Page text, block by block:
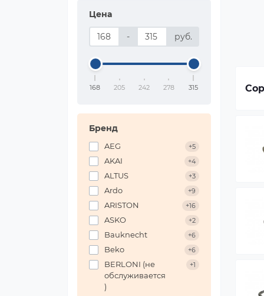
Цена
- руб.
168 205 242 278 315
Бренд
AEG +5
AKAI +4
ALTUS +3
Ardo +9
ARISTON +16
ASKO +2
Bauknecht +6
Beko +6
BERLONI (не
обслуживается
)
+1